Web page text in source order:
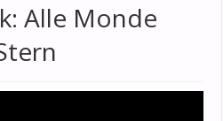
Alle Monde